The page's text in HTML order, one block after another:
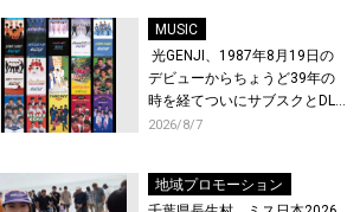
MUSIC
光GENJI、1987年8月19日の
デビューからちょうど39年の
時を経てついにサブスクとDL
配信が解禁！
2026/8/7
地域プロモーション